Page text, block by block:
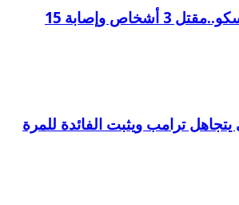
تفاصيل انفجار موسكو..مقتل 3 أشخاص وإصابة 15
يتجاهل ترامب ويثبت الفائدة للمرة